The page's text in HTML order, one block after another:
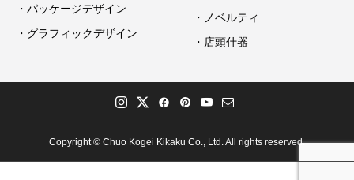
・パッケージデザイン
・グラフィックデザイン
・ノベルティ
・店頭什器
Copyright © Chuo Kogei Kikaku Co., Ltd. All rights reserved.